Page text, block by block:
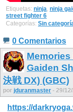
Etiquetas: ninja, ninja
street fighter 6
Categorías: Sin
0 Comentarios
Memories
Gaiden
決戦 DX) (GBC)
por jduranmaster - 29/
https://